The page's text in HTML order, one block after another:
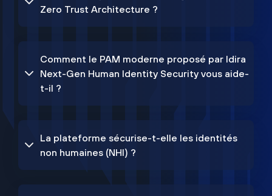
Zero Trust Architecture ?
Comment le PAM moderne proposé par Idira
Next-Gen Human Identity Security vous aide-
t-il ?
La plateforme sécurise-t-elle les identités
non humaines (NHI) ?